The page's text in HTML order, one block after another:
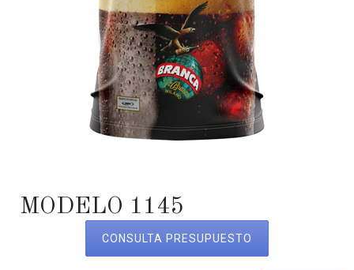
MODELO 1145
CONSULTA PRESUPUESTO